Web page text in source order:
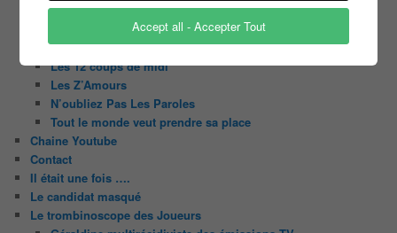
Slam
C’est quoi un casting ?
Tous les castings
Les 12 coups de midi
Les Z’Amours
N’oubliez Pas Les Paroles
Tout le monde veut prendre sa place
Chaine Youtube
Contact
Il était une fois ….
Le candidat masqué
Le trombinoscope des Joueurs
Accept all - Accepter Tout